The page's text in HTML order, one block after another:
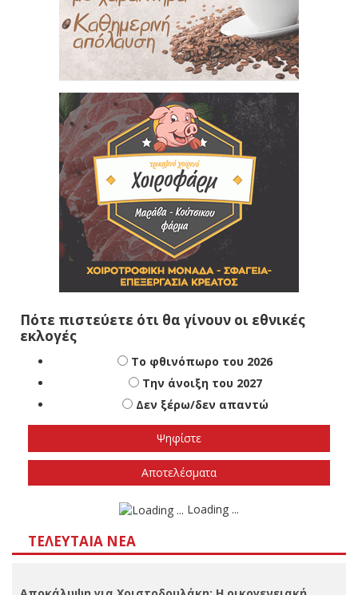
Πότε πιστεύετε ότι θα γίνουν οι εθνικές
εκλογές
Το φθινόπωρο του 2026
Την άνοιξη του 2027
Δεν ξέρω/δεν απαντώ